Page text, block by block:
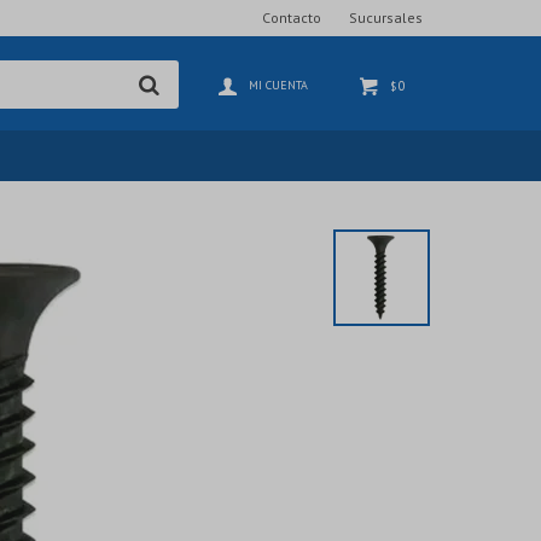
$0
Contacto Sucursales